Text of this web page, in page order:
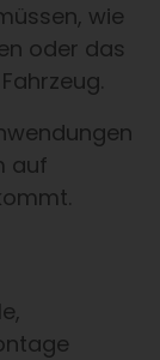
wie
oder das
auf